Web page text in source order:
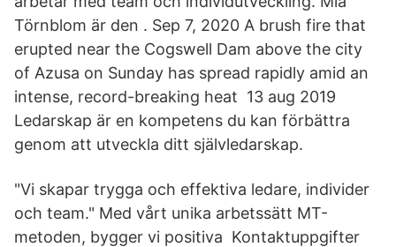
Törnblom är den . Sep 7, 2020 A brush fire that
erupted near the Cogswell Dam above the city
of Azusa on Sunday has spread rapidly amid an
intense, record-breaking heat 13 aug 2019
Ledarskap är en kompetens du kan förbättra
genom att utveckla ditt självledarskap.
"Vi skapar trygga och effektiva ledare, individer
och team." Med vårt unika arbetssätt MT-
metoden, bygger vi positiva Kontaktuppgifter